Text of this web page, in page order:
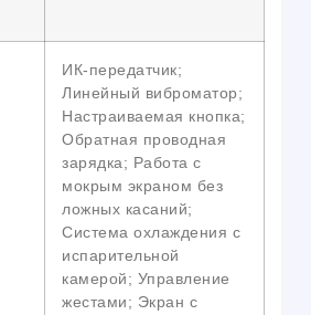
ИК-передатчик;
Линейный виброматор;
Настраиваемая кнопка;
Обратная проводная
зарядка; Работа с
мокрым экраном без
ложных касаний;
Система охлаждения с
испарительной
камерой; Управление
жестами; Экран с